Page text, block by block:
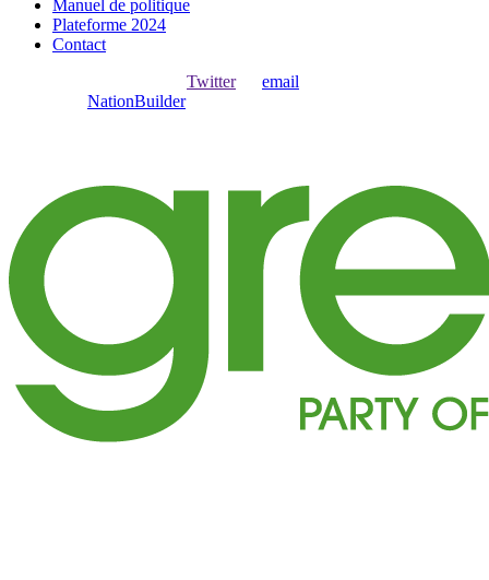
Manuel de politique
Plateforme 2024
Contact
Twitterou email
NationBuilder